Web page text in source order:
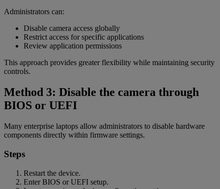
Administrators can:
Disable camera access globally
Restrict access for specific applications
Review application permissions
This approach provides greater flexibility while maintaining security
controls.
Method 3: Disable the camera through
BIOS or UEFI
Many enterprise laptops allow administrators to disable hardware
components directly within firmware settings.
Steps
Restart the device.
Enter BIOS or UEFI setup.